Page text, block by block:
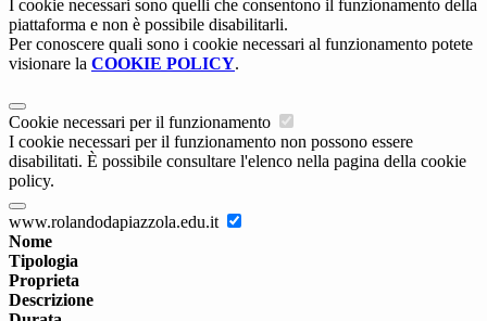
I cookie necessari sono quelli che consentono il funzionamento della
piattaforma e non è possibile disabilitarli.
Per conoscere quali sono i cookie necessari al funzionamento potete
visionare la COOKIE POLICY.
Cookie necessari per il funzionamento
I cookie necessari per il funzionamento non possono essere
disabilitati. È possibile consultare l'elenco nella pagina della cookie
policy.
www.rolandodapiazzola.edu.it
Nome
Tipologia
Proprieta
Descrizione